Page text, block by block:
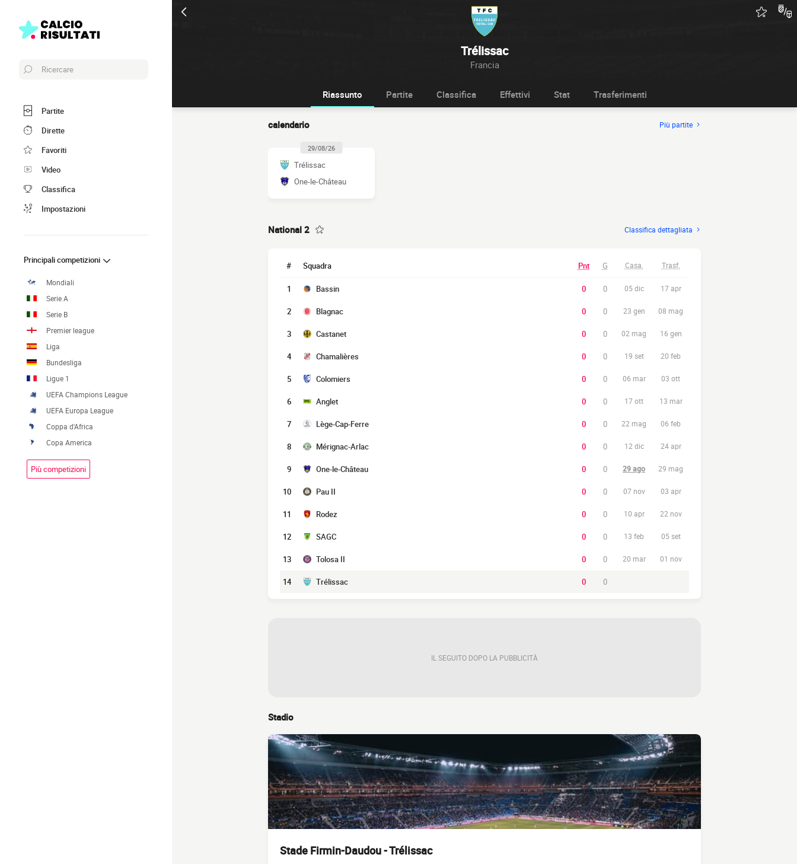
Trélissac
Francia
Ricercare
Partite
Dirette
Favoriti
Video
Classifica
Impostazioni
Principali competizioni
Mondiali
Serie A
Serie B
Premier league
Liga
Bundesliga
Ligue 1
UEFA Champions League
UEFA Europa League
Coppa d'Africa
Copa America
Più competizioni
Riassunto Partite Classifica Effettivi Stat Trasferimenti
calendario Più partite
29/08/26
Trélissac
One-le-Château
National 2 Classifica dettagliata
# Squadra Pnt G Casa. Trasf.
1 Bassin 0 0 05 dic 17 apr
2 Blagnac 0 0 23 gen 08 mag
3 Castanet 0 0 02 mag 16 gen
4 Chamalières 0 0 19 set 20 feb
5 Colomiers 0 0 06 mar 03 ott
6 Anglet 0 0 17 ott 13 mar
7 Lège-Cap-Ferre 0 0 22 mag 06 feb
8 Mérignac-Arlac 0 0 12 dic 24 apr
9 One-le-Château 0 0 29 ago 29 mag
10 Pau II 0 0 07 nov 03 apr
11 Rodez 0 0 10 apr 22 nov
12 SAGC 0 0 13 feb 05 set
13 Tolosa II 0 0 20 mar 01 nov
14 Trélissac 0 0
IL SEGUITO DOPO LA PUBBLICITÀ
Stadio
Stade Firmin-Daudou - Trélissac